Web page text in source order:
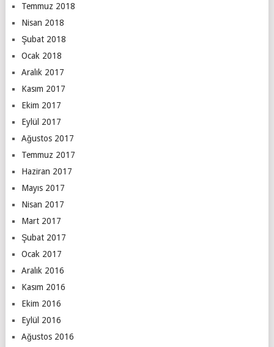
Temmuz 2018
Nisan 2018
Şubat 2018
Ocak 2018
Aralık 2017
Kasım 2017
Ekim 2017
Eylül 2017
Ağustos 2017
Temmuz 2017
Haziran 2017
Mayıs 2017
Nisan 2017
Mart 2017
Şubat 2017
Ocak 2017
Aralık 2016
Kasım 2016
Ekim 2016
Eylül 2016
Ağustos 2016